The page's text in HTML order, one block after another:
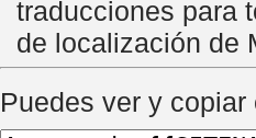
traducciones para
de localización de
Puedes ver y